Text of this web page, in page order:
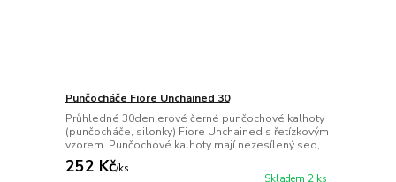
Punčocháče Fiore Unchained 30
Průhledné 30denierové černé punčochové kalhoty
(punčocháče, silonky) Fiore Unchained s řetízkovým
vzorem. Punčochové kalhoty mají nezesílený sed,...
252 Kč/ks
Skladem 2 ks